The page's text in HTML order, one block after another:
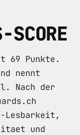
SCORE
69 Punkte.
nennt
Nach der
Lesbarkeit,
und